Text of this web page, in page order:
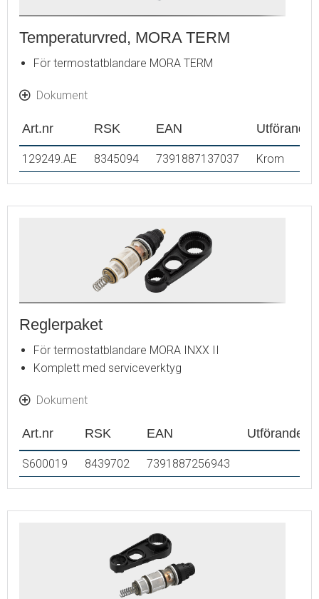
Temperaturvred, MORA TERM
För termostatblandare MORA TERM
Dokument
Art.nr RSK EAN Utförande
129249.AE 8345094 7391887137037 Krom
Reglerpaket
För termostatblandare MORA INXX II
Komplett med serviceverktyg
Dokument
Art.nr RSK EAN Utförande
S600019 8439702 7391887256943